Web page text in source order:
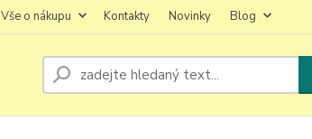
Vše o nákupu Kontakty Novinky Blog